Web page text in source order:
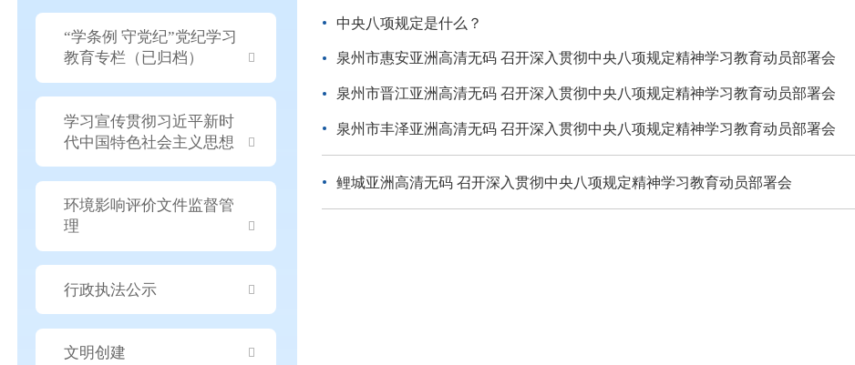
“学条例 守党纪”党纪学习
教育专栏（已归档）
学习宣传贯彻习近平新时
代中国特色社会主义思想
环境影响评价文件监督管
理
行政执法公示
文明创建
中央八项规定是什么？
泉州市惠安亚洲高清无码 召开深入贯彻中央八项规定精神学习教育动员部署会
泉州市晋江亚洲高清无码 召开深入贯彻中央八项规定精神学习教育动员部署会
泉州市丰泽亚洲高清无码 召开深入贯彻中央八项规定精神学习教育动员部署会
鲤城亚洲高清无码 召开深入贯彻中央八项规定精神学习教育动员部署会